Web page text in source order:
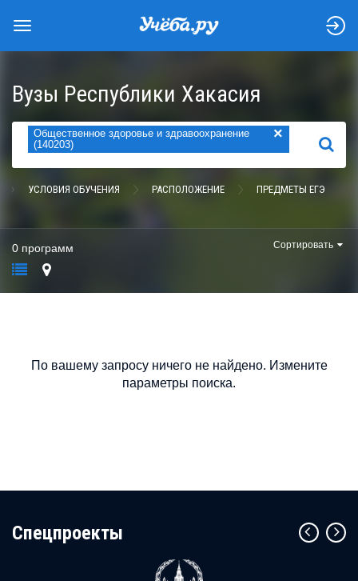
Вузы Республики Хакасия
Общественное здоровье и здравоохранение
(140203)
×
НАЙТИ
УСЛОВИЯ ОБУЧЕНИЯ РАСПОЛОЖЕНИЕ ПРЕДМЕТЫ ЕГЭ
0 программ Сортировать
По вашему запросу ничего не найдено. Измените
параметры поиска.
Cпецпроекты